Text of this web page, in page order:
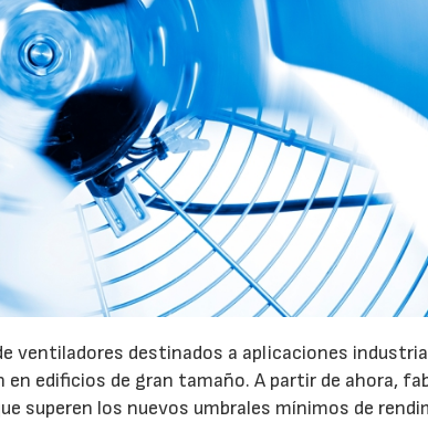
ventiladores destinados a aplicaciones
edificios de gran tamaño. A partir de ahora,
superen los nuevos umbrales mínimos de